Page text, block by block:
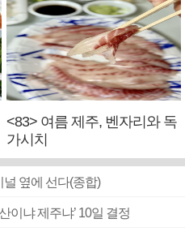
<83> 여름 제주, 벤자리와 독
가시치
옆에 선다(종합)
이냐 제주냐’ 10일 결정